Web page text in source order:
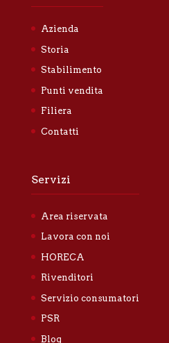
Azienda
Storia
Stabilimento
Punti vendita
Filiera
Contatti
Servizi
Area riservata
Lavora con noi
HORECA
Rivenditori
Servizio consumatori
PSR
Blog